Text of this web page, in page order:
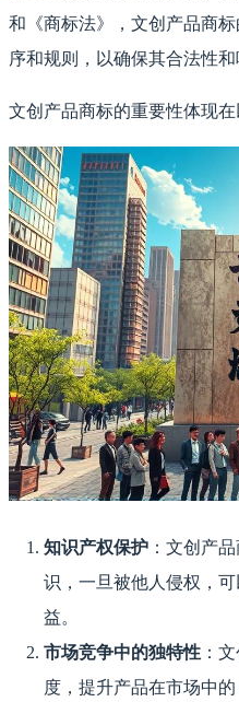
和《商标法》，文创产品商
序和规则，以确保其合法性和
文创产品商标的重要性体现在
知识产权保护 ：文创产
识，一旦被他人侵权，
益。
市场竞争中的独特性 ：
度，提升产品在市场中的